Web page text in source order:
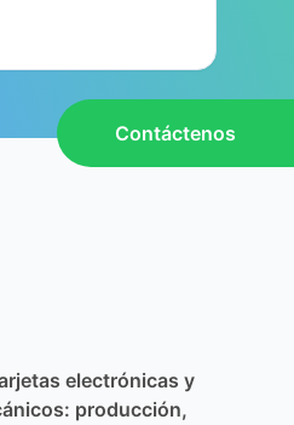
Contáctenos
electrónicas y
producción,